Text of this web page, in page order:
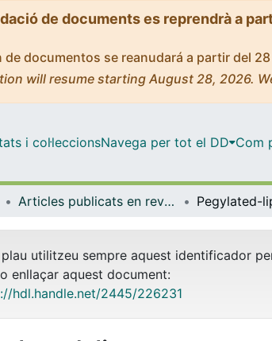
de documents es reprendrà a
documentos se reanudará a partir del
will resume starting August 28, 2026.
i col·leccionsNavega per tot el DD Com
Articles publicats en revistes (Institut de Bioenginyeria de Catalunya (IBEC))
plau utilitzeu sempre aquest identificador
enllaçar aquest document:
hdl.handle.net/2445/226231